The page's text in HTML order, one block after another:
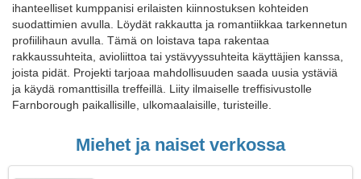
ihanteelliset kumppanisi erilaisten kiinnostuksen kohteiden
suodattimien avulla. Löydät rakkautta ja romantiikkaa tarkennetun
profiilihaun avulla. Tämä on loistava tapa rakentaa
rakkaussuhteita, avioliittoa tai ystävyyssuhteita käyttäjien kanssa,
joista pidät. Projekti tarjoaa mahdollisuuden saada uusia ystäviä
ja käydä romanttisilla treffeillä. Liity ilmaiselle treffisivustolle
Farnborough paikallisille, ulkomaalaisille, turisteille.
Miehet ja naiset verkossa